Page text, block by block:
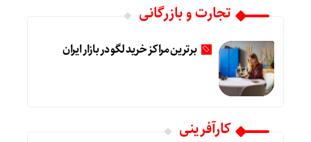
تجارت و بازرگانی
برترین مراکز خرید لگو در بازار ایران
کارآفرینی